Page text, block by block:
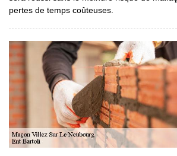
pertes de temps coûteuses.